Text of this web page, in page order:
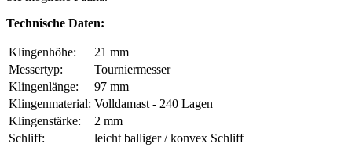
Technische Daten:
Klingenhöhe:
21 mm
Messertyp:
Tourniermesser
Klingenlänge:
97 mm
Klingenmaterial: Volldamast - 240 Lagen
Klingenstärke:
2 mm
Schliff:
leicht balliger / konvex Schliff